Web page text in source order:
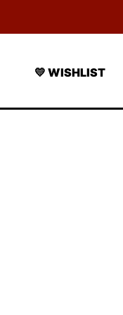
💛 WISHLIST